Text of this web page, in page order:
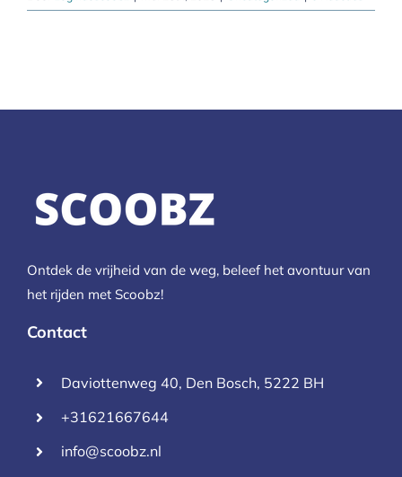
Ontdek de vrijheid van de weg, beleef het avontuur van
het rijden met Scoobz!
Contact
Daviottenweg 40, Den Bosch, 5222 BH
+31621667644
info@scoobz.nl